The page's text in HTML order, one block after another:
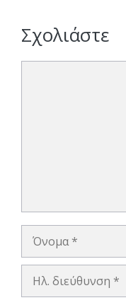
Σχολιάστε
Όνομα
Ηλ.